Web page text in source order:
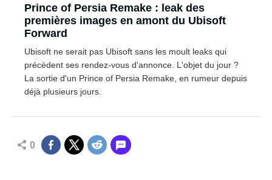
Prince of Persia Remake : leak des
premières images en amont du Ubisoft
Forward
Ubisoft ne serait pas Ubisoft sans les moult leaks qui
précèdent ses rendez-vous d'annonce. L'objet du jour ?
La sortie d'un Prince of Persia Remake, en rumeur depuis
déjà plusieurs jours.
0